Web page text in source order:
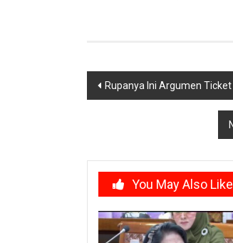
Post
Rupanya Ini Argumen
You May Also Like